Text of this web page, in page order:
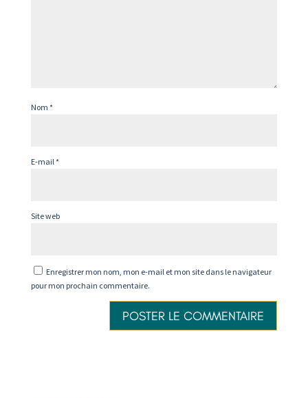
Nom *
E-mail*
Site web
Enregistrer mon nom, mon e-mail et mon site dans le navigateur
pour mon prochain commentaire.